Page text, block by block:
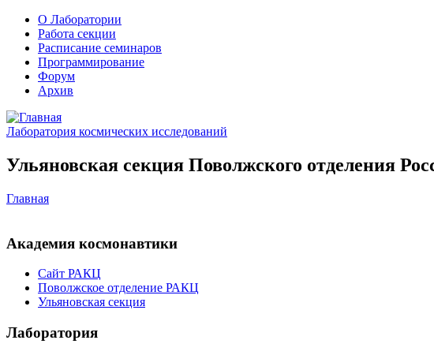
О Лаборатории
Работа секции
Расписание семинаров
Программирование
Форум
Архив
Лаборатория космических исследований
Ульяновская секция Поволжского отделения
Главная
Академия космонавтики
Сайт РАКЦ
Поволжское отделение РАКЦ
Ульяновская секция
Лаборатория